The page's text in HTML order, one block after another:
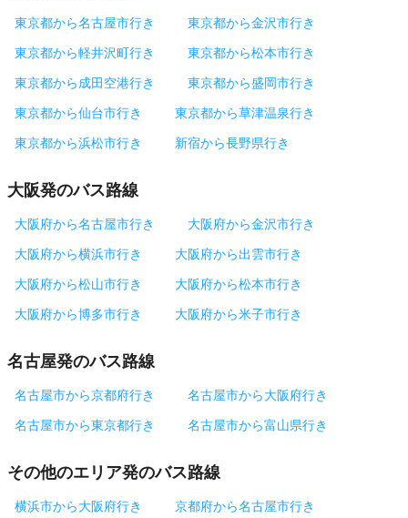
東京都から名古屋市行き
東京都から金沢市行き
東京都から軽井沢町行き
東京都から松本市行き
東京都から成田空港行き
東京都から盛岡市行き
東京都から仙台市行き
東京都から草津温泉行き
東京都から浜松市行き
新宿から長野県行き
大阪発のバス路線
大阪府から名古屋市行き
大阪府から金沢市行き
大阪府から横浜市行き
大阪府から出雲市行き
大阪府から松山市行き
大阪府から松本市行き
大阪府から博多市行き
大阪府から米子市行き
名古屋発のバス路線
名古屋市から京都府行き
名古屋市から大阪府行き
名古屋市から東京都行き
名古屋市から富山県行き
その他のエリア発のバス路線
横浜市から大阪府行き 京都府から名古屋市行き